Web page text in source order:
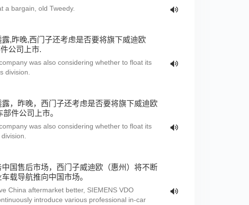
a bargain, old Tweedy.
,昨晚,西门子还考虑是否要将旗下威迪欧
公司上市.
was also considering whether to float its
division.
，昨晚，西门子还考虑是否要将旗下威迪欧
部件公司上市。
was also considering whether to float its
国售后市场，西门子威迪欧（惠州）将不断
载导航推向中国市场。
China aftermarket better, SIEMENS VDO
introduce various professional in-car